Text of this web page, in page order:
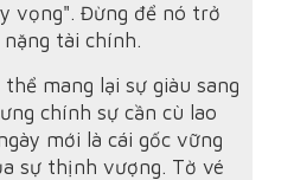
vọng". Đừng để nó trở
tài chính.
mang lại sự giàu sang
chính sự cần cù lao
mới là cái gốc vững
sự thịnh vượng. Tờ vé